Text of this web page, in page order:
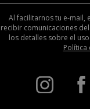
Al facilitarnos tu e-mail,
recibir comunicaciones
los detalles sobre el
Política